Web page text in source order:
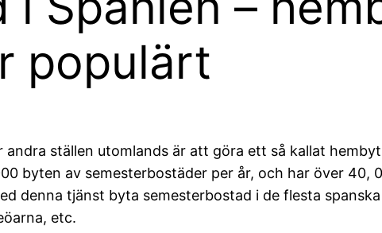
populärt
ställen utomlands är att göra ett så kallat
byten av semesterbostäder per år, och har över 40,
denna tjänst byta semesterbostad i de flesta
etc.